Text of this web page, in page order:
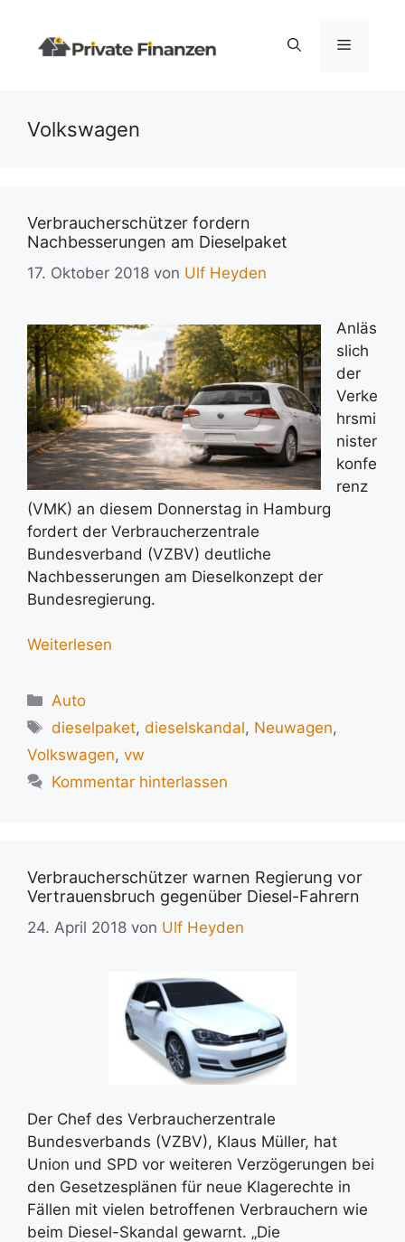
springen
Menü
Volkswagen
Verbraucherschützer fordern
Nachbesserungen am Dieselpaket
17. Oktober 2018 von Ulf Heyden
Anläs
slich
der
Verke
hrsmi
nister
konfe
renz
(VMK) an diesem Donnerstag in Hamburg
fordert der Verbraucherzentrale
Bundesverband (VZBV) deutliche
Nachbesserungen am Dieselkonzept der
Bundesregierung.
Weiterlesen
Kategorien
Auto
Schlagwörter
dieselpaket,dieselskandal, Neuwagen,
Volkswagen, vw
Kommentar hinterlassen
Verbraucherschützer warnen Regierung vor
Vertrauensbruch gegenüber Diesel-Fahrern
24. April 2018 von Ulf Heyden
Der Chef des Verbraucherzentrale
Bundesverbands (VZBV), Klaus Müller, hat
Union und SPD vor weiteren Verzögerungen bei
den Gesetzesplänen für neue Klagerechte in
Fällen mit vielen betroffenen Verbrauchern wie
beim Diesel-Skandal gewarnt. „Die